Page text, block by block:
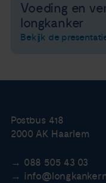
Voeding en
longkanker
Bekijk de
Postbus 418
2000 AK Haarlem
088 505 43 03